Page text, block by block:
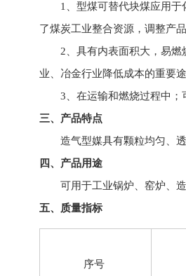
1、型煤可替代块煤应用于化
了煤炭工业整合资源，调整产品
2、具有内表面积大，易燃烧
业、冶金行业降低成本的重要途
3、在运输和燃烧过程中；可
三、产品特点
造气型媒具有颗粒均匀、透
四、产品用途
可用于工业锅炉、窑炉、造
五、质量指标
序号